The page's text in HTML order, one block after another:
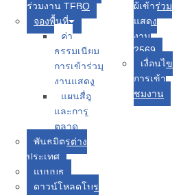
ร่วมงาน TFBO
จองพื้นที่
ค่า
ธรรมเนียม
การเข้าร่วม
งานแสดง
แผนสื่อ
และการ
ตลาด
พันธมิตรต่าง
ประเทศ
แบบบูธ
ดาวน์โหลดโบร
ผู้เข้าร่วม
แสดง
งาน
2569
เงื่อนไข
การเข้า
ชมงาน